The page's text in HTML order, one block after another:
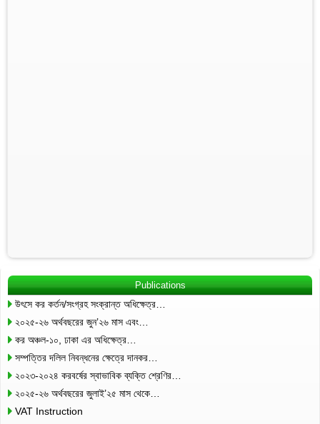
Publications
উৎসে কর কর্তন/সংগ্রহ সংক্রান্ত অধিক্ষেত্র…
২০২৫-২৬ অর্থবছরের জুন’২৬ মাস এবং…
কর অঞ্চল-১০, ঢাকা এর অধিক্ষেত্র…
সম্পত্তির দলিল নিবন্ধনের ক্ষেত্রে দানকর…
২০২৩-২০২৪ করবর্ষের স্বাভাবিক ব্যক্তি শ্রেণির…
২০২৫-২৬ অর্থবছরের জুলাই’২৫ মাস থেকে…
VAT Instruction